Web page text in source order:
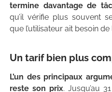
termine davantage de
qu’il vérifie plus souvent
que l’utilisateur ait besoin
Un tarif bien plus
L’un des principaux
reste son prix. Jusqu’au